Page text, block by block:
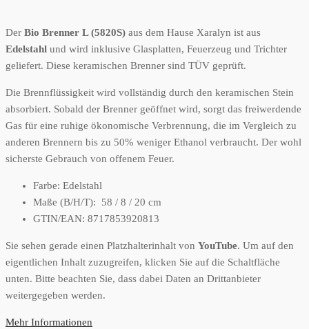
Der Bio Brenner L (5820S) aus dem Hause Xaralyn ist aus
Edelstahl und wird inklusive Glasplatten, Feuerzeug und Trichter
geliefert. Diese keramischen Brenner sind TÜV geprüft.
Die Brennflüssigkeit wird vollständig durch den keramischen Stein
absorbiert. Sobald der Brenner geöffnet wird, sorgt das freiwerdende
Gas für eine ruhige ökonomische Verbrennung, die im Vergleich zu
anderen Brennern bis zu 50% weniger Ethanol verbraucht. Der wohl
sicherste Gebrauch von offenem Feuer.
Farbe: Edelstahl
Maße (B/H/T): 58 / 8 / 20 cm
GTIN/EAN: 8717853920813
Sie sehen gerade einen Platzhalterinhalt von YouTube. Um auf den
eigentlichen Inhalt zuzugreifen, klicken Sie auf die Schaltfläche
unten. Bitte beachten Sie, dass dabei Daten an Drittanbieter
weitergegeben werden.
Mehr Informationen